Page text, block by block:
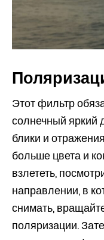
Этот фильтр
солнечный яркий
блики и
больше цвета и
взлететь,
направлении, в
снимать,
поляризации.